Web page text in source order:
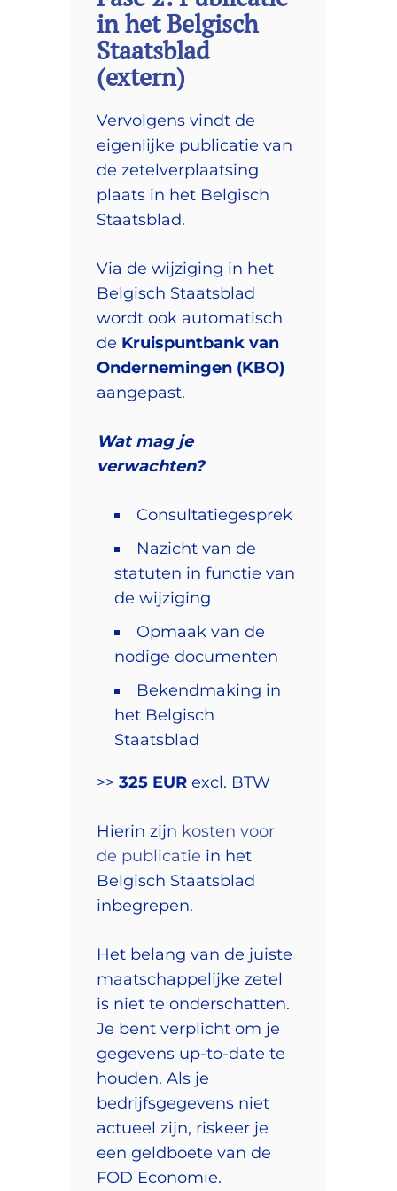
in het Belgisch
Staatsblad
(extern)
Vervolgens vindt de
eigenlijke publicatie van
de zetelverplaatsing
plaats in het Belgisch
Staatsblad.
Via de wijziging in het
Belgisch Staatsblad
wordt ook automatisch
de Kruispuntbank van
Ondernemingen (KBO)
aangepast.
Wat mag je
verwachten?
Consultatiegesprek
Nazicht van de
statuten in functie van
de wijziging
Opmaak van de
nodige documenten
Bekendmaking in
het Belgisch
Staatsblad
>> 325 EUR excl. BTW
Hierin zijn kosten voor
de publicatie in het
Belgisch Staatsblad
inbegrepen.
Het belang van de juiste
maatschappelijke zetel
is niet te onderschatten.
Je bent verplicht om je
gegevens up-to-date te
houden. Als je
bedrijfsgegevens niet
actueel zijn, riskeer je
een geldboete van de
FOD Economie.